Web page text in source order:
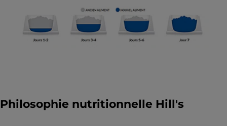
Philosophie nutritionnelle Hill's